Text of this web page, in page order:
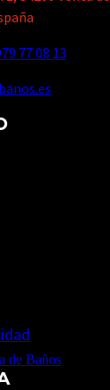
77 08 13